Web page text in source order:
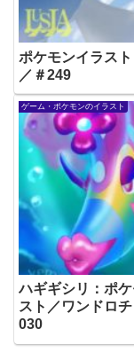
ポケモンイラス
／＃249
ゲーム・ポケモンのイラスト
ハギギシリ：ポ
スト／ワンドロ
030